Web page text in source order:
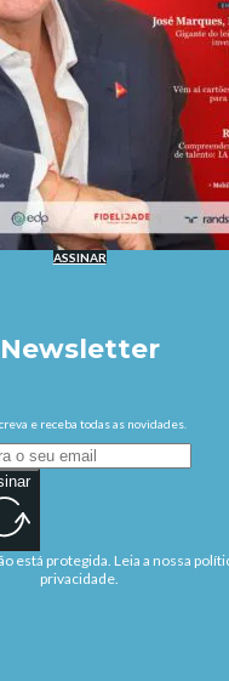
ASSINAR
Newsletter
e receba todas as novidades.
está protegida. Leia a nossa
privacidade.